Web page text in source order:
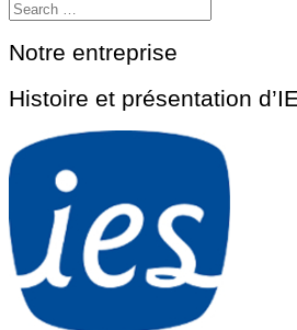
Notre entreprise
Histoire et présentation